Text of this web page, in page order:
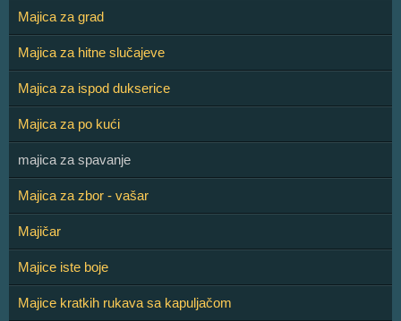
Majica za grad
Majica za hitne slučajeve
Majica za ispod dukserice
Majica za po kući
majica za spavanje
Majica za zbor - vašar
Majičar
Majice iste boje
Majice kratkih rukava sa kapuljačom